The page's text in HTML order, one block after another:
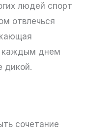
людей спорт
отвлечься
каждым днем
дикой.
сочетание